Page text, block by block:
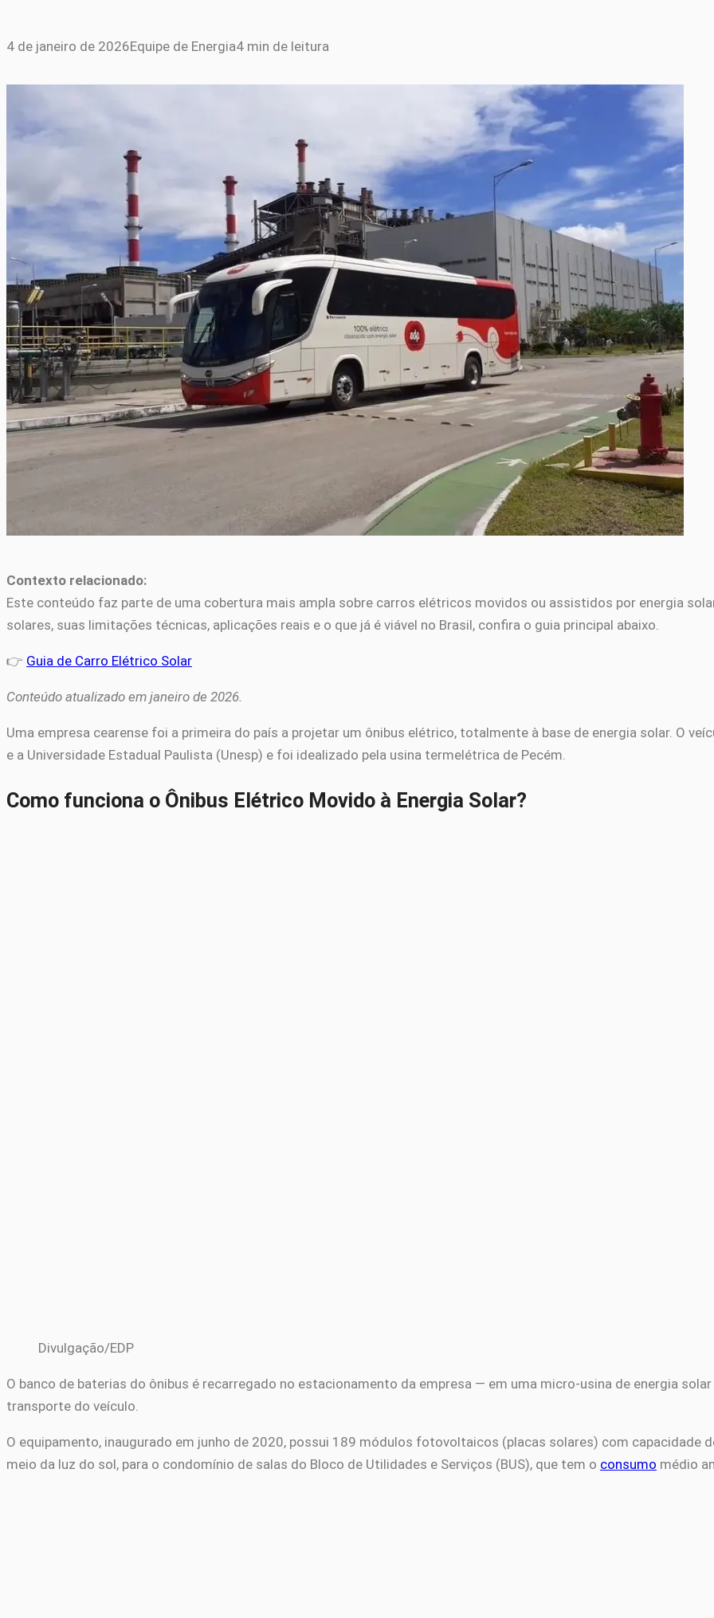
4 de janeiro de 2026Equipe de Energia4 min de leitura
Contexto relacionado:
Este conteúdo faz parte de uma cobertura mais ampla sobre carros elétricos movidos ou assistidos por energia
solares, suas limitações técnicas, aplicações reais e o que já é viável no Brasil, confira o guia principal abaixo.
👉 Guia de Carro Elétrico Solar
Conteúdo atualizado em janeiro de 2026.
Uma empresa cearense foi a primeira do país a projetar um ônibus elétrico, totalmente à base de energia solar. O
e a Universidade Estadual Paulista (Unesp) e foi idealizado pela usina termelétrica de Pecém.
Como funciona o Ônibus Elétrico Movido à Energia Solar?
Divulgação/EDP
O banco de baterias do ônibus é recarregado no estacionamento da empresa — em uma micro-usina de energia
transporte do veículo.
O equipamento, inaugurado em junho de 2020, possui 189 módulos fotovoltaicos (placas solares) com capacidade
meio da luz do sol, para o condomínio de salas do Bloco de Utilidades e Serviços (BUS), que tem o consumo médio